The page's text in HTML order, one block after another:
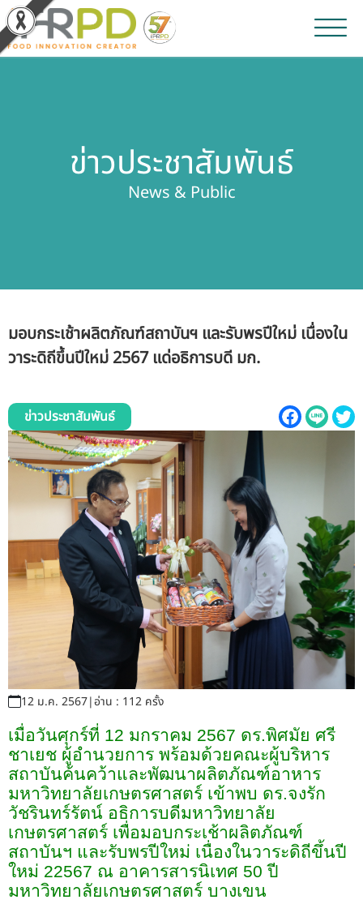
ผลิตภัณฑ์และจำหน่าย
เกี่ยวกับสถาบัน
บุคลากรสถาบัน
ระบบสารสนเทศ (ใน)
ติดต่อเรา
สายตรงผู้บริหาร
ข่าวประชาสัมพันธ์
News & Public
มอบกระเช้าผลิตภัณฑ์สถาบันฯ และรับพรปีใหม่ เนื่องใน
วาระดิถีขึ้นปีใหม่ 2567 แด่อธิการบดี มก.
ข่าวประชาสัมพันธ์
12 ม.ค. 2567|อ่าน : 112 ครั้ง
เมื่อวันศุกร์ที่ 12 มกราคม 2567 ดร.พิศมัย ศรี
ชาเยช ผู้อำนวยการ พร้อมด้วยคณะผู้บริหาร
สถาบันค้นคว้าและพัฒนาผลิตภัณฑ์อาหาร
มหาวิทยาลัยเกษตรศาสตร์ เข้าพบ ดร.จงรัก
วัชรินทร์รัตน์ อธิการบดีมหาวิทยาลัย
เกษตรศาสตร์ เพื่อมอบกระเช้าผลิตภัณฑ์
สถาบันฯ และรับพรปีใหม่ เนื่องในวาระดิถีขึ้นปี
ใหม่ 22567 ณ อาคารสารนิเทศ 50 ปี
มหาวิทยาลัยเกษตรศาสตร์ บางเขน